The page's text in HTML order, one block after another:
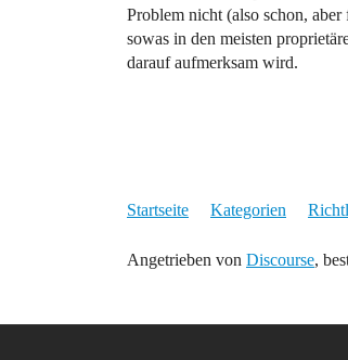
Problem nicht (also schon,
sowas in den meisten
darauf aufmerksam wird.
Startseite Kategorien
Angetrieben von Discourse,